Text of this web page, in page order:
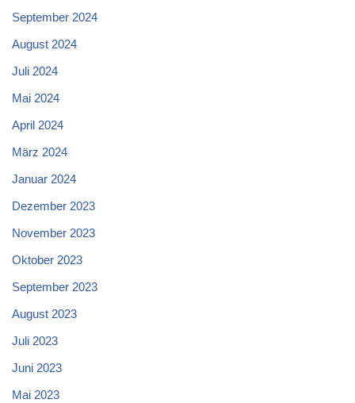
September 2024
August 2024
Juli 2024
Mai 2024
April 2024
März 2024
Januar 2024
Dezember 2023
November 2023
Oktober 2023
September 2023
August 2023
Juli 2023
Juni 2023
Mai 2023